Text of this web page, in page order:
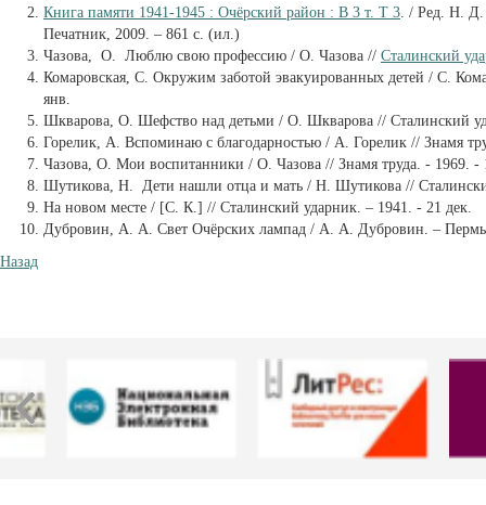
Книга памяти 1941-1945 : Очёрский район : В 3 т. Т 3 . / Ред. Н.
Печатник, 2009. – 861 с. (ил.)
Чазова, О. Люблю свою профессию / О. Чазова // Сталинский
Комаровская, С. Окружим заботой эвакуированных детей / С.
янв.
Шкварова, О. Шефство над детьми / О. Шкварова // Сталинский
Горелик, А. Вспоминаю с благодарностью / А. Горелик // Знамя
Чазова, О. Мои воспитанники / О. Чазова // Знамя труда. - 1969. -
Шутикова, Н. Дети нашли отца и мать / Н. Шутикова //
На новом месте / [С. К.] // Сталинский ударник. – 1941. - 21 дек.
Дубровин, А. А. Свет Очёрских лампад / А. А. Дубровин. – Пермь
Назад